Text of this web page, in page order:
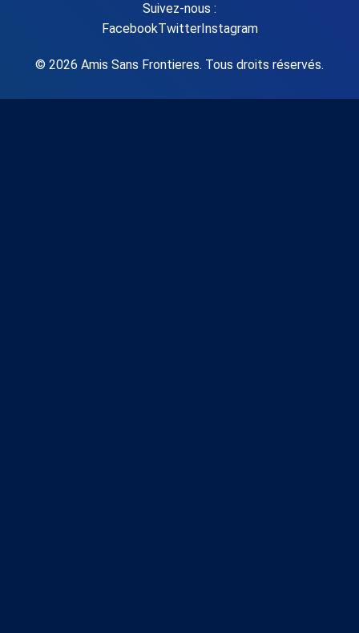
Suivez-nous :
FacebookTwitterInstagram
© 2026 Amis Sans Frontieres. Tous droits réservés.